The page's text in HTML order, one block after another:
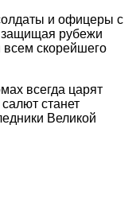
и офицеры с
рубежи
скорейшего
всегда царят
станет
Великой